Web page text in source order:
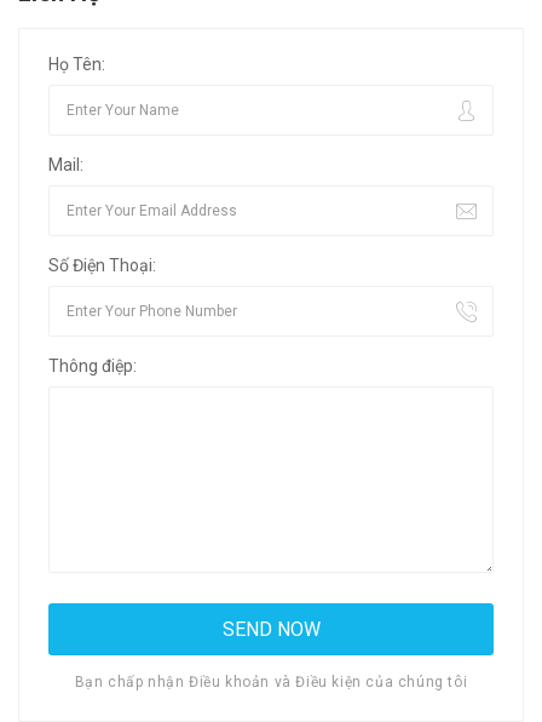
Họ Tên:
Mail:
Số Điện Thoại:
Thông điệp:
Bạn chấp nhận Điều khoản và Điều kiện của chúng tôi